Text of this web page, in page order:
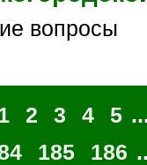
вопросы
2 3 4 5
185 186